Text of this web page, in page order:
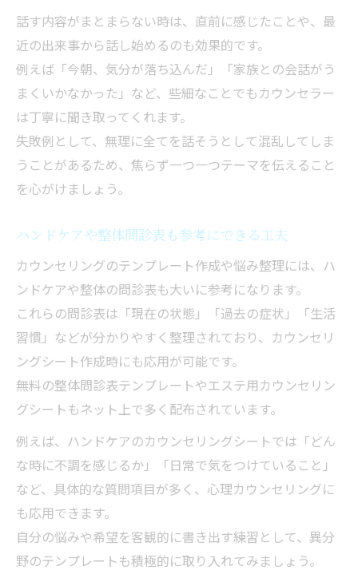
話す内容がまとまらない時は、直前に感じたことや、最
近の出来事から話し始めるのも効果的です。
例えば「今朝、気分が落ち込んだ」「家族との会話がう
まくいかなかった」など、些細なことでもカウンセラー
は丁寧に聞き取ってくれます。
失敗例として、無理に全てを話そうとして混乱してしま
うことがあるため、焦らず一つ一つテーマを伝えること
を心がけましょう。
ハンドケアや整体問診表も参考にできる工夫
カウンセリングのテンプレート作成や悩み整理には、ハ
ンドケアや整体の問診表も大いに参考になります。
これらの問診表は「現在の状態」「過去の症状」「生活
習慣」などが分かりやすく整理されており、カウンセリ
ングシート作成時にも応用が可能です。
無料の整体問診表テンプレートやエステ用カウンセリン
グシートもネット上で多く配布されています。
例えば、ハンドケアのカウンセリングシートでは「どん
な時に不調を感じるか」「日常で気をつけていること」
など、具体的な質問項目が多く、心理カウンセリングに
も応用できます。
自分の悩みや希望を客観的に書き出す練習として、異分
野のテンプレートも積極的に取り入れてみましょう。